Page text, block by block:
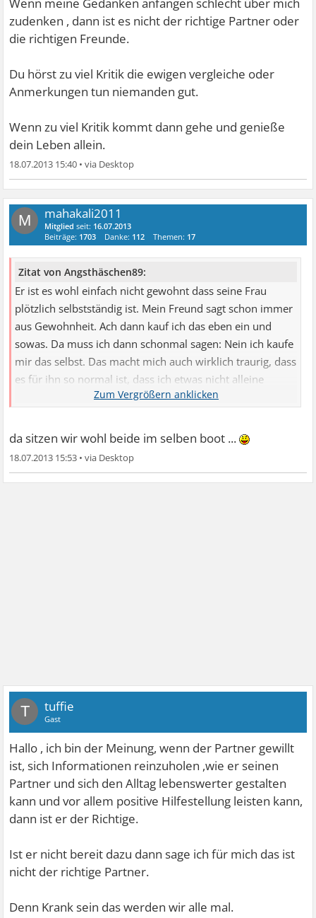
zudenken , dann ist es nicht der richtige Partner oder
die richtigen Freunde.
Du hörst zu viel Kritik die ewigen vergleiche oder
Anmerkungen tun niemanden gut.
Wenn zu viel Kritik kommt dann gehe und genieße
dein Leben allein.
18.07.2013 15:40 •
M mahakali2011
Mitglied seit: 16.07.2013
Beiträge: 1703 Danke: 112 Themen: 17
Zitat von Angsthäschen89:
Er ist es wohl einfach nicht gewohnt dass seine Frau
plötzlich selbstständig ist. Mein Freund sagt schon immer
aus Gewohnheit. Ach dann kauf ich das eben ein und
sowas. Da muss ich dann schonmal sagen: Nein ich kaufe
mir das selbst. Das macht mich auch wirklich traurig, dass
es für ihn so normal ist, dass ich etwas nicht alleine
da sitzen wir wohl beide im selben boot ...
18.07.2013 15:53 •
T tuffie
Gast
Hallo , ich bin der Meinung, wenn der Partner gewillt
ist, sich Informationen reinzuholen ,wie er seinen
Partner und sich den Alltag lebenswerter gestalten
kann und vor allem positive Hilfestellung leisten kann,
dann ist er der Richtige.
Ist er nicht bereit dazu dann sage ich für mich das ist
nicht der richtige Partner.
Denn Krank sein das werden wir alle mal.